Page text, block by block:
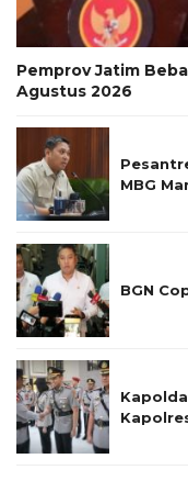
Pemprov Jatim
Agustus 2026
MBG
BGN